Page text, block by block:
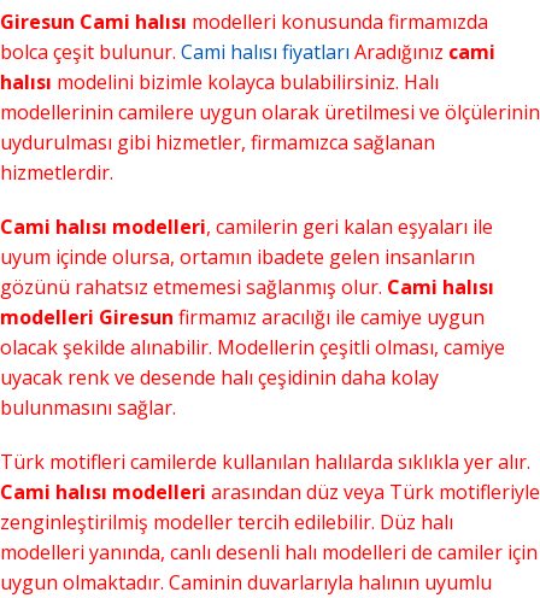
Giresun Cami halısı modelleri konusunda firmamızda
bolca çeşit bulunur. Cami halısı fiyatları Aradığınız cami
halısı modelini bizimle kolayca bulabilirsiniz. Halı
modellerinin camilere uygun olarak üretilmesi ve ölçülerinin
uydurulması gibi hizmetler, firmamızca sağlanan
hizmetlerdir.
Cami halısı modelleri, camilerin geri kalan eşyaları ile
uyum içinde olursa, ortamın ibadete gelen insanların
gözünü rahatsız etmemesi sağlanmış olur. Cami halısı
modelleri Giresun firmamız aracılığı ile camiye uygun
olacak şekilde alınabilir. Modellerin çeşitli olması, camiye
uyacak renk ve desende halı çeşidinin daha kolay
bulunmasını sağlar.
Türk motifleri camilerde kullanılan halılarda sıklıkla yer alır.
Cami halısı modelleri arasından düz veya Türk motifleriyle
zenginleştirilmiş modeller tercih edilebilir. Düz halı
modelleri yanında, canlı desenli halı modelleri de camiler için
uygun olmaktadır. Caminin duvarlarıyla halının uyumlu